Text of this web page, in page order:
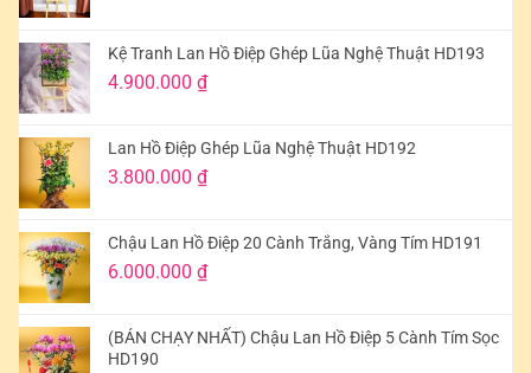
Kệ Tranh Lan Hồ Điệp Ghép Lũa Nghệ Thuật HD193
4.900.000 ₫
Lan Hồ Điệp Ghép Lũa Nghệ Thuật HD192
3.800.000 ₫
Chậu Lan Hồ Điệp 20 Cành Trắng, Vàng Tím HD191
6.000.000 ₫
(BÁN CHẠY NHẤT) Chậu Lan Hồ Điệp 5 Cành Tím Sọc
HD190